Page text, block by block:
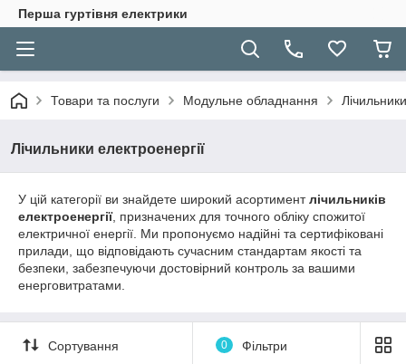
Перша гуртівня електрики
Товари та послуги Модульне обладнання
Лічильники електроенергії
У цій категорії ви знайдете широкий асортиментлічильників
електроенергії, призначених для точного обліку спожитої
електричної енергії. Ми пропонуємо надійні та сертифіковані
прилади, що відповідають сучасним стандартам якості та
безпеки, забезпечуючи достовірний контроль за вашими
енерговитратами.
Сортування 0 Фільтри